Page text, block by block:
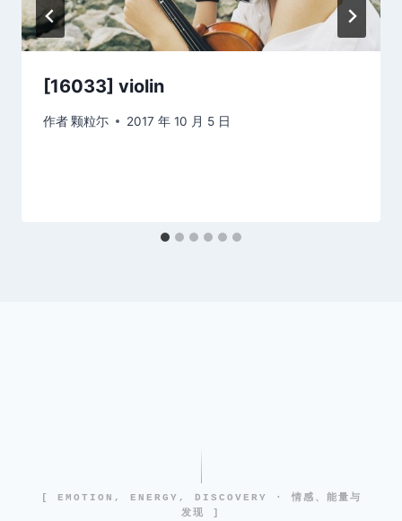
[16033] violin
作者颗粒尓 2017 年 10 月 5 日
[ EMOTION, ENERGY, DISCOVERY · 情感、能量与
发现 ]